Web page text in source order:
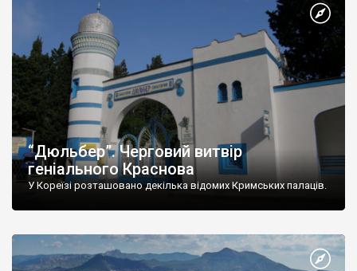
“Дюльбер”. Черговий витвір
геніального Краснова
У Кореїзі розташовано декілька відомих Кримських палаців.